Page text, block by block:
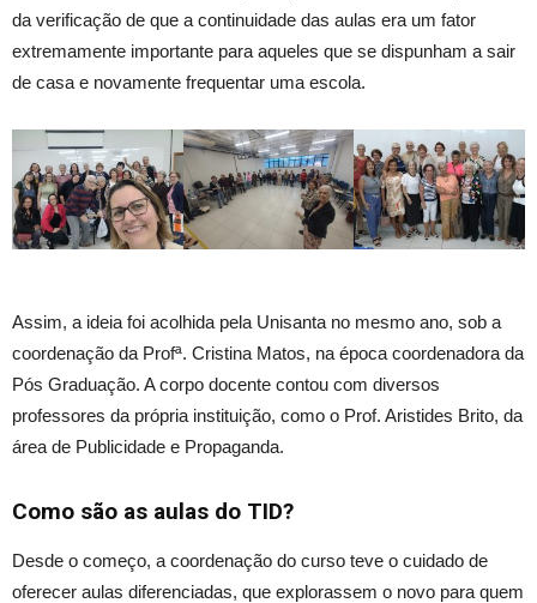
da verificação de que a continuidade das aulas era um fator
extremamente importante para aqueles que se dispunham a sair
de casa e novamente frequentar uma escola.
Assim, a ideia foi acolhida pela Unisanta no mesmo ano, sob a
coordenação da Profª. Cristina Matos, na época coordenadora da
Pós Graduação. A corpo docente contou com diversos
professores da própria instituição, como o Prof. Aristides Brito, da
área de Publicidade e Propaganda.
Como são as aulas do TID?
Desde o começo, a coordenação do curso teve o cuidado de
oferecer aulas diferenciadas, que explorassem o novo para quem